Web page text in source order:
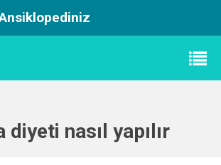
diyeti nasıl yapılır